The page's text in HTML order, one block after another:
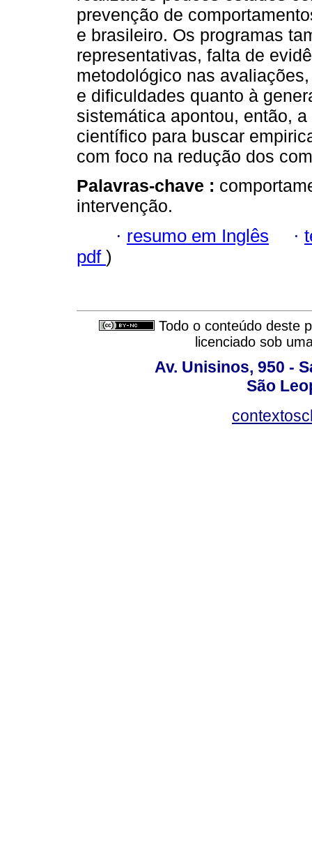
prevenção de
e brasileiro. Os programas
representativas, falta de
metodológico nas
e dificuldades quanto à
sistemática apontou, então,
científico para buscar
com foco na redução dos
Palavras-chave :
intervenção.
· resumo em Inglês ·
pdf )
Todo o conteúdo deste
licenciado sob
Av. Unisinos, 950 -
São